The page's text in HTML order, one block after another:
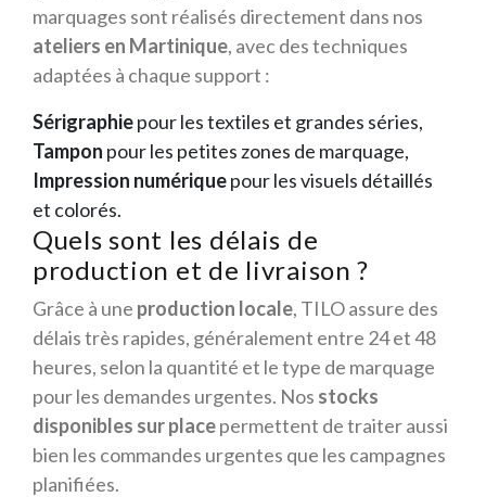
marquages sont réalisés directement dans nos
ateliers en Martinique, avec des techniques
adaptées à chaque support :
Sérigraphiepour les textiles et grandes séries,
Tampon pour les petites zones de marquage,
Impression numériquepour les visuels détaillés
et colorés.
Quels sont les délais de
production et de livraison ?
Grâce à une production locale, TILO assure des
délais très rapides, généralement entre 24 et 48
heures, selon la quantité et le type de marquage
pour les demandes urgentes. Nos stocks
disponibles sur placepermettent de traiter aussi
bien les commandes urgentes que les campagnes
planifiées.